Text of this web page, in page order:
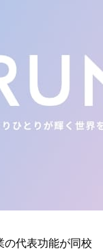
の代表功能が同校